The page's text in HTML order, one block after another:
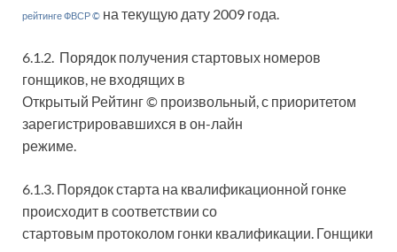
рейтинге ФВСР © на текущую дату 2009 года.
6.1.2. Порядок получения стартовых номеров
гонщиков, не входящих в
Открытый Рейтинг © произвольный, с приоритетом
зарегистрировавшихся в он-лайн
режиме.
6.1.3. Порядок старта на квалификационной гонке
происходит в соответствии со
стартовым протоколом гонки квалификации. Гонщики